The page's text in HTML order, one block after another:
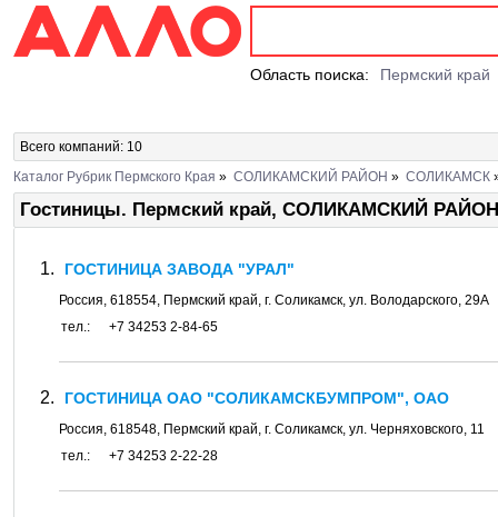
Область поиска: Пермский край
Всего компаний: 10
Каталог Рубрик Пермского Края » СОЛИКАМСКИЙ РАЙОН » СОЛИКАМСК
Гостиницы. Пермский край, СОЛИКАМСКИЙ РАЙОН
ГОСТИНИЦА ЗАВОДА "УРАЛ"
Россия, 618554, Пермский край, г. Соликамск, ул. Володарского, 29А
тел.:
+7 34253 2-84-65
ГОСТИНИЦА ОАО "СОЛИКАМСКБУМПРОМ", ОАО
Россия, 618548, Пермский край, г. Соликамск, ул. Черняховского, 11
тел.:
+7 34253 2-22-28